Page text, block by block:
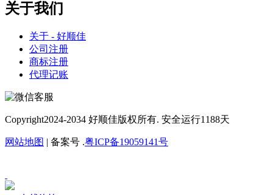
关于我们
关于 - 好顺佳
公司注册
商标注册
代理记账
Copyright2024-2034 好顺佳版权所有. 安全运行1188天
网站地图 | 备案号 .粤ICP备19059141号